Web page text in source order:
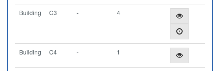
Building C3 - 4
Building C4 - 1